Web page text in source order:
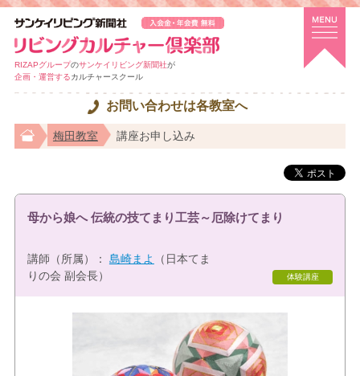
RIZAPグループのサンケイリビング新聞社が
企画・運営するカルチャースクール
お問い合わせは各教室へ
梅田教室 講座お申し込み
体験講座
母から娘へ 伝統の技てまり工芸～厄除けてまり
講師（所属）： 島崎まよ
（日本てま
りの会 副会長）